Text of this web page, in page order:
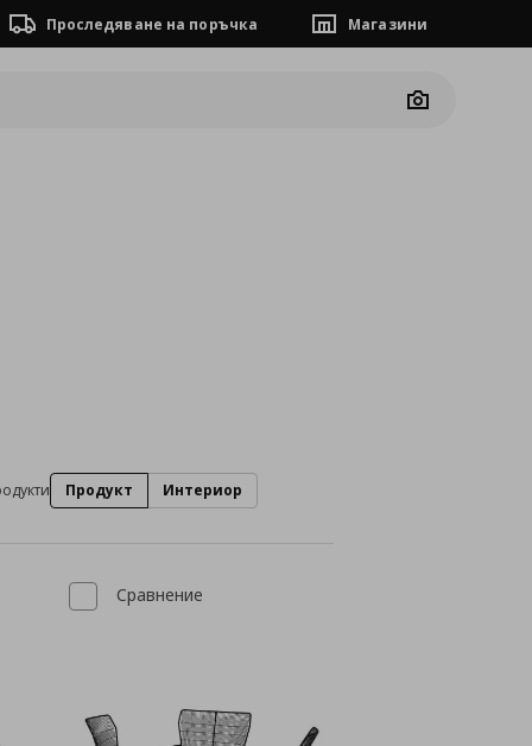
Проследяване на поръчка Магазини
Camera
Продукт Интериор
Сравнение